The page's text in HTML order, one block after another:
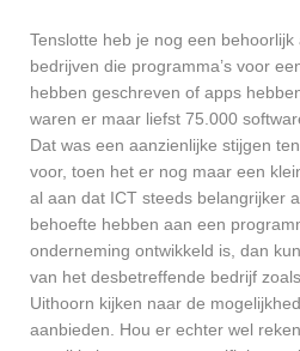
Tenslotte heb je nog een
bedrijven die programma’s voor
hebben geschreven of apps
waren er maar liefst 75.000
Dat was een aanzienlijke stijgen
voor, toen het er nog maar een
al aan dat ICT steeds belangrijker
behoefte hebben aan een
onderneming ontwikkeld is, dan
van het desbetreffende bedrijf
Uithoorn kijken naar de
aanbieden. Hou er echter wel